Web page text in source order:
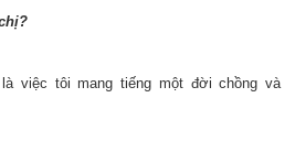
việc tôi mang tiếng một đời chồng và